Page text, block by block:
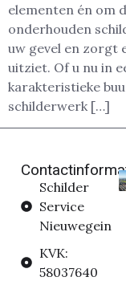
elementen én om
onderhouden
uw gevel en zorgt
uitziet. Of u nu in
karakteristieke
schilderwerk […]
Schilder
Service
Nieuwegein
KVK:
58037640